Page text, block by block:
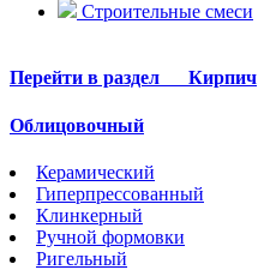
Строительные смеси
Перейти в раздел Кирпич
Облицовочный
Керамический
Гиперпрессованный
Клинкерный
Ручной формовки
Ригельный